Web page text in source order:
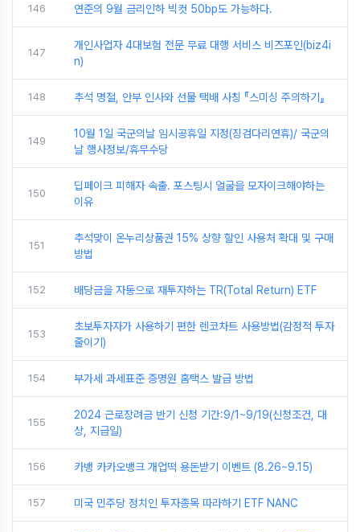
146 연준의 9월 금리인하 빅컷 50bp도 가능하다.
147
개인사업자 4대보험 전문 무료 대행 서비스 비즈포인(biz4i
n)
148 추석 명절, 안부 인사와 선물 택배 사칭 『스미싱 주의하기』
149
10월 1일 국군의날 임시공휴일 지정(징검다리연휴)/ 국군의
날 행사정보/휴무수당
150
딥페이크 피해자 속출. 포스팅시 얼굴을 모자이크해야하는
이유
151
추석맞이 온누리상품권 15% 상향 할인 사용처 확대 및 구매
방법
152 배당금을 자동으로 재투자하는 TR(Total Return) ETF
153
초보투자자가 사용하기 편한 렌코차트 사용방법(감정적 투자
줄이기)
154 부가세 과세표준 증명원 홈택스 발급 방법
155
2024 근로장려금 반기 신청 기간:9/1~9/19(신청조건, 대
상, 지급일)
156 카뱅 카카오뱅크 개업떡 용돈받기 이벤트 (8.26~9.15)
157 미국 민주당 정치인 투자종목 따라하기 ETF NANC